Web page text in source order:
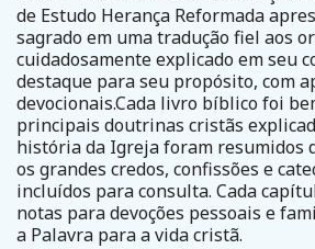
de Estudo Herança Reformada
sagrado em uma tradução fiel aos
cuidadosamente explicado em seu
destaque para seu propósito, com
devocionais.Cada livro bíblico foi
principais doutrinas cristãs
história da Igreja foram resumidos
os grandes credos, confissões e
incluídos para consulta. Cada
notas para devoções pessoais e
a Palavra para a vida cristã.